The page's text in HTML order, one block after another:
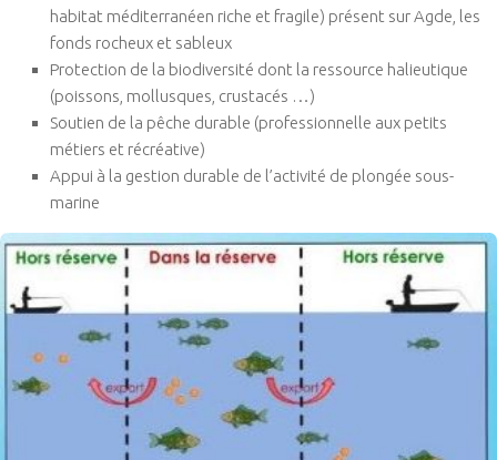
habitat méditerranéen riche et fragile) présent sur Agde, les
fonds rocheux et sableux
Protection de la biodiversité dont la ressource halieutique
(poissons, mollusques, crustacés …)
Soutien de la pêche durable (professionnelle aux petits
métiers et récréative)
Appui à la gestion durable de l’activité de plongée sous-
marine